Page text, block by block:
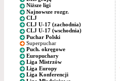
Niższe ligi
Najnowsze rozgr.
CLJ
CLJ U-17 (zachodnia)
CLJ U-17 (wschodnia)
Puchar Polski
Superpuchar
Puch. okręgowe
Europuchary
Liga Mistrzów
Liga Europy
Liga Konferencji